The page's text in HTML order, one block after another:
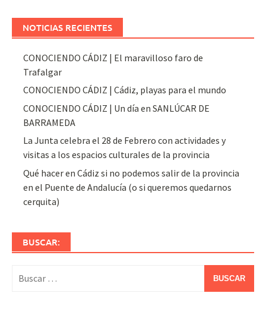
NOTICIAS RECIENTES
CONOCIENDO CÁDIZ | El maravilloso faro de
Trafalgar
CONOCIENDO CÁDIZ | Cádiz, playas para el mundo
CONOCIENDO CÁDIZ | Un día en SANLÚCAR DE
BARRAMEDA
La Junta celebra el 28 de Febrero con actividades y
visitas a los espacios culturales de la provincia
Qué hacer en Cádiz si no podemos salir de la provincia
en el Puente de Andalucía (o si queremos quedarnos
cerquita)
BUSCAR: